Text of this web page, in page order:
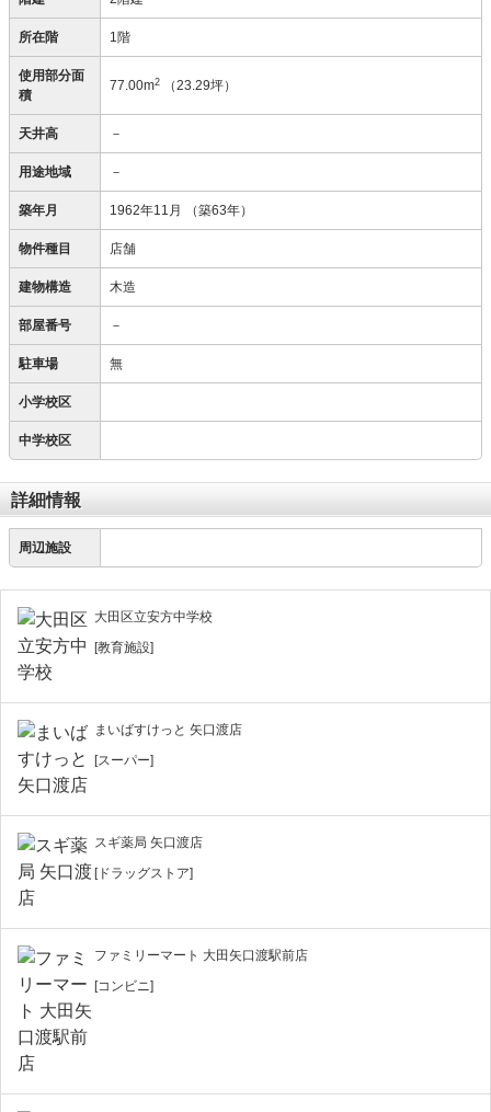
所在階 1階
使用部分面
積
77.00m2 （23.29坪）
天井高 －
用途地域 －
築年月 1962年11月 （築63年）
物件種目 店舗
建物構造 木造
部屋番号 －
駐車場 無
小学校区
中学校区
詳細情報
周辺施設
大田区立安方中学校
[教育施設]
まいばすけっと 矢口渡店
[スーパー]
スギ薬局 矢口渡店
[ドラッグストア]
ファミリーマート 大田矢口渡駅前店
[コンビニ]